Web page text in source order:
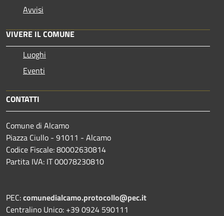
Avvisi
VIVERE IL COMUNE
Luoghi
Eventi
CONTATTI
Comune di Alcamo
Piazza Ciullo - 91011 - Alcamo
Codice Fiscale: 80002630814
Partita IVA: IT 00078230810
PEC:comunedialcamo.protocollo@pec.it
Centralino Unico: +39 0924 590111